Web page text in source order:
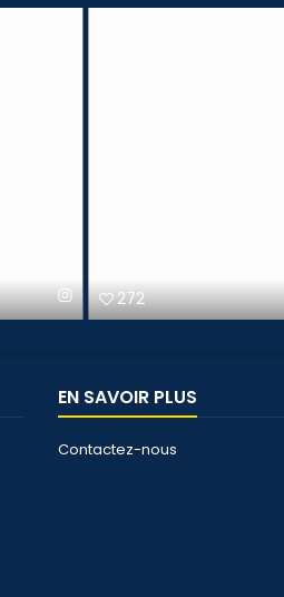
272
EN SAVOIR PLUS
Contactez-nous